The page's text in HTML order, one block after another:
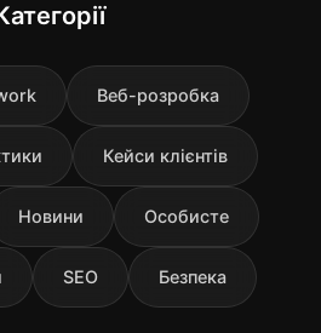
Веб-розробка
Кейси клієнтів
Новини Особисте
SEO Безпека